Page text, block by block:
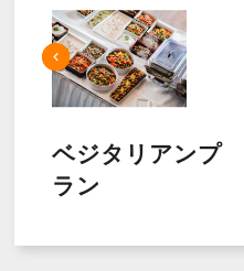
ベジタリアンプ
ラン